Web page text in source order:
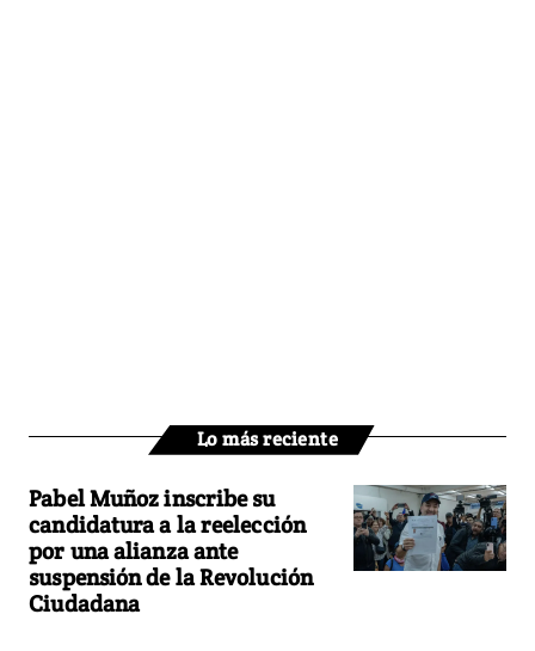
Lo más reciente
Pabel Muñoz inscribe su
candidatura a la reelección
por una alianza ante
suspensión de la Revolución
Ciudadana